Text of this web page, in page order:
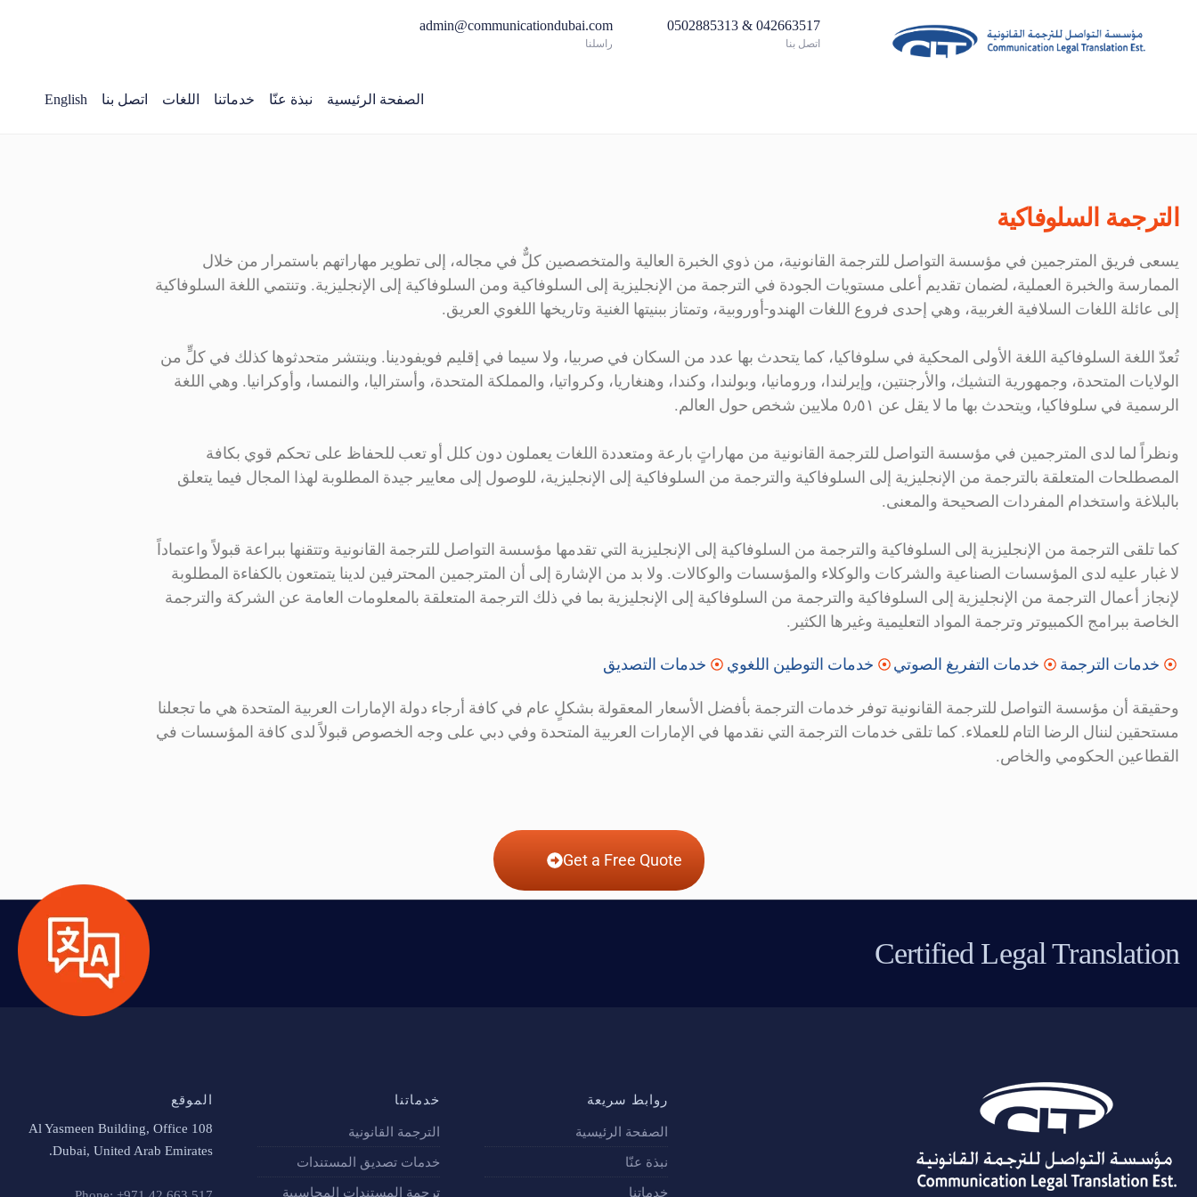
042663517 & 0502885313
اتصل بنا
admin@communicationdubai.com
راسلنا
الصفحة الرئيسية نبذة عنّا خدماتنا اللغات اتصل بنا English
الترجمة السلوفاكية
يسعى فريق المترجمين في مؤسسة التواصل للترجمة القانونية، من ذوي الخبرة العالية والمتخصصين كلٌّ في مجاله، إلى تطوير مهاراتهم باستمرار من خلال
الممارسة والخبرة العملية، لضمان تقديم أعلى مستويات الجودة في الترجمة من الإنجليزية إلى السلوفاكية ومن السلوفاكية إلى الإنجليزية. وتنتمي اللغة السلوفاكية
إلى عائلة اللغات السلافية الغربية، وهي إحدى فروع اللغات الهندو-أوروبية، وتمتاز ببنيتها الغنية وتاريخها اللغوي العريق.
تُعدّ اللغة السلوفاكية اللغة الأولى المحكية في سلوفاكيا، كما يتحدث بها عدد من السكان في صربيا، ولا سيما في إقليم فويفودينا. وينتشر متحدثوها كذلك في كلٍّ من
الولايات المتحدة، وجمهورية التشيك، والأرجنتين، وإيرلندا، ورومانيا، وبولندا، وكندا، وهنغاريا، وكرواتيا، والمملكة المتحدة، وأستراليا، والنمسا، وأوكرانيا. وهي اللغة
الرسمية في سلوفاكيا، ويتحدث بها ما لا يقل عن ٥٫٥١ ملايين شخص حول العالم.
ونظراً لما لدى المترجمين في مؤسسة التواصل للترجمة القانونية من مهاراتٍ بارعة ومتعددة اللغات يعملون دون كلل أو تعب للحفاظ على تحكم قوي بكافة
المصطلحات المتعلقة بالترجمة من الإنجليزية إلى السلوفاكية والترجمة من السلوفاكية إلى الإنجليزية، للوصول إلى معايير جيدة المطلوبة لهذا المجال فيما يتعلق
بالبلاغة واستخدام المفردات الصحيحة والمعنى.
كما تلقى الترجمة من الإنجليزية إلى السلوفاكية والترجمة من السلوفاكية إلى الإنجليزية التي تقدمها مؤسسة التواصل للترجمة القانونية وتتقنها ببراعة قبولاً واعتماداً
لا غبار عليه لدى المؤسسات الصناعية والشركات والوكلاء والمؤسسات والوكالات. ولا بد من الإشارة إلى أن المترجمين المحترفين لدينا يتمتعون بالكفاءة المطلوبة
لإنجاز أعمال الترجمة من الإنجليزية إلى السلوفاكية والترجمة من السلوفاكية إلى الإنجليزية بما في ذلك الترجمة المتعلقة بالمعلومات العامة عن الشركة والترجمة
الخاصة ببرامج الكمبيوتر وترجمة المواد التعليمية وغيرها الكثير.
خدمات الترجمة خدمات التفريغ الصوتي خدمات التوطين اللغوي خدمات التصديق
وحقيقة أن مؤسسة التواصل للترجمة القانونية توفر خدمات الترجمة بأفضل الأسعار المعقولة بشكلٍ عام في كافة أرجاء دولة الإمارات العربية المتحدة هي ما تجعلنا
مستحقين لننال الرضا التام للعملاء. كما تلقى خدمات الترجمة التي نقدمها في الإمارات العربية المتحدة وفي دبي على وجه الخصوص قبولاً لدى كافة المؤسسات في
القطاعين الحكومي والخاص.
Get a Free Quote
Certified Legal Translation
روابط سريعة
الصفحة الرئيسية
نبذة عنّا
خدماتنا
خدماتنا
الترجمة القانونية
خدمات تصديق المستندات
ترجمة المستندات المحاسبية
الموقع
Al Yasmeen Building, Office 108
Dubai, United Arab Emirates.